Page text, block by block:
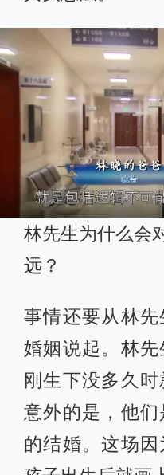
林先生为什么会
远？
事情还要从林
婚姻说起。林
刚生下没多久
意外的是，他
的结婚。这场